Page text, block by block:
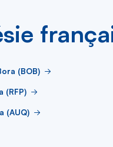
(BOB)
(RFP)
(AUQ)